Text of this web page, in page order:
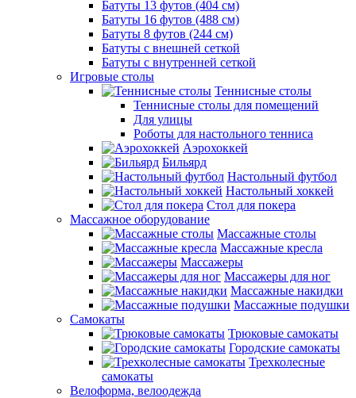
Батуты 13 футов (404 см)
Батуты 16 футов (488 см)
Батуты 8 футов (244 см)
Батуты с внешней сеткой
Батуты с внутренней сеткой
Игровые столы
Теннисные столы
Теннисные столы для помещений
Для улицы
Роботы для настольного тенниса
Аэрохоккей
Бильярд
Настольный футбол
Настольный хоккей
Стол для покера
Массажное оборудование
Массажные столы
Массажные кресла
Массажеры
Массажеры для ног
Массажные накидки
Массажные подушки
Самокаты
Трюковые самокаты
Городские самокаты
Трехколесные
самокаты
Велоформа, велоодежда